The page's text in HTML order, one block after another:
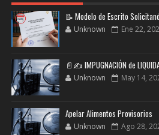
📝 Modelo de Escrito
Unknown Ene 22,
📄✍️ IMPUGNACIÓN de
Unknown May 14,
Apelar Alimentos Provisorios
Unknown Ago 28,